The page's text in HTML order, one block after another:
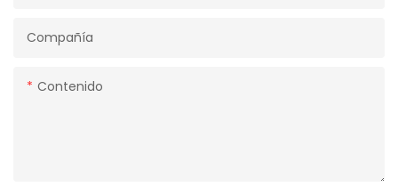
Compañía
Contenido